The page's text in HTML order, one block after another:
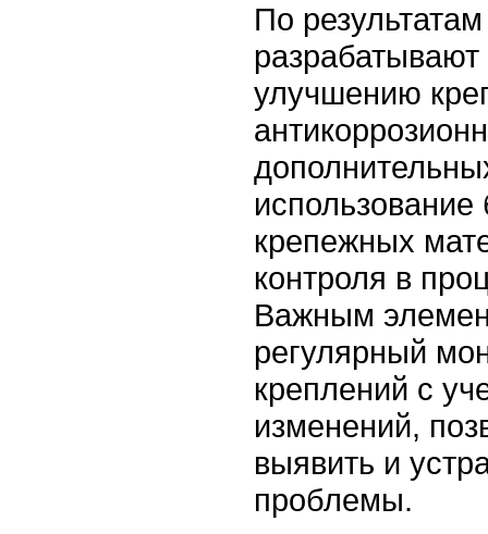
По
улучшению
крепежных
контроля в
Важным
регулярный
креплений с
изменений,
выявить и
проблемы.